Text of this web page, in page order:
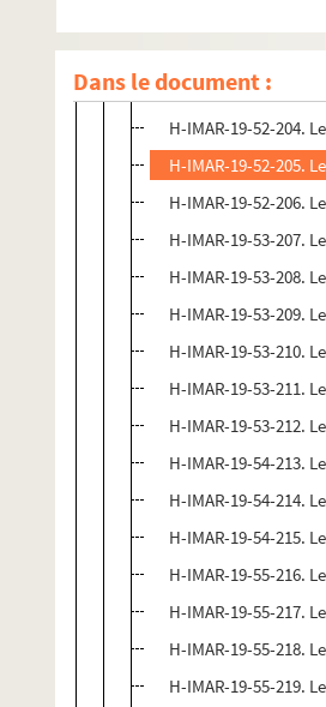
Dans le document :
H-IMAR-19-52-202.
H-IMAR-19-52-203.
H-IMAR-19-52-204.
H-IMAR-19-52-205.
H-IMAR-19-52-206.
H-IMAR-19-53-207.
H-IMAR-19-53-208.
H-IMAR-19-53-209.
H-IMAR-19-53-210.
H-IMAR-19-53-211.
H-IMAR-19-53-212.
H-IMAR-19-54-213.
H-IMAR-19-54-214.
H-IMAR-19-54-215.
H-IMAR-19-55-216.
H-IMAR-19-55-217.
H-IMAR-19-55-218.
H-IMAR-19-55-219.